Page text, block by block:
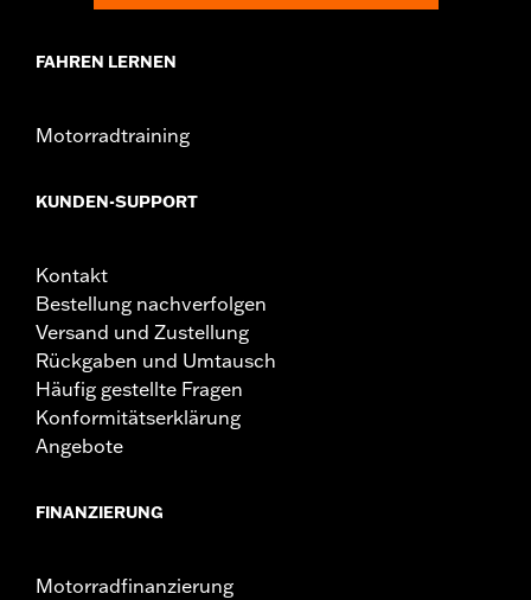
FAHREN LERNEN
Motorradtraining
KUNDEN-SUPPORT
Kontakt
Bestellung nachverfolgen
Versand und Zustellung
Rückgaben und Umtausch
Häufig gestellte Fragen
Konformitätserklärung
Angebote
FINANZIERUNG
Motorradfinanzierung